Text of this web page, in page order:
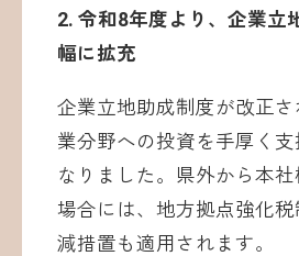
2. 令和8年度より、企業立
幅に拡充
企業立地助成制度が改正
業分野への投資を手厚く
なりました。県外から本
場合には、地方拠点強化
減措置も適用されます。